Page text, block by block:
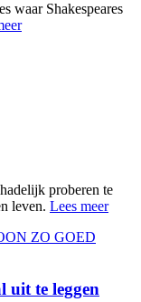
waar Shakespeares
proberen te
leven. Lees meer
uit te leggen